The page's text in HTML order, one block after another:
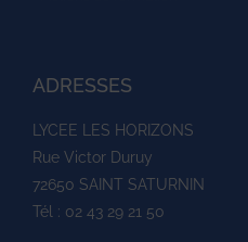
ADRESSES
LYCEE LES HORIZONS
Rue Victor Duruy
72650 SAINT SATURNIN
Tél : 02 43 29 21 50